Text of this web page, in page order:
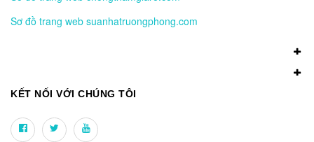
Sơ đồ trang web suanhatruongphong.com
KẾT NỐI VỚI CHÚNG TÔI